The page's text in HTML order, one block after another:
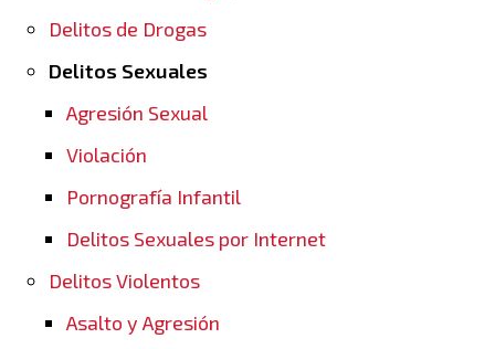
Delitos de Drogas
Delitos Sexuales
Agresión Sexual
Violación
Pornografía Infantil
Delitos Sexuales por Internet
Delitos Violentos
Asalto y Agresión